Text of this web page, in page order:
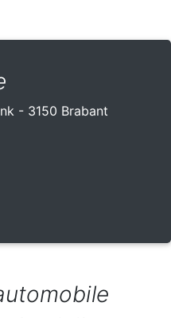
- 3150 Brabant